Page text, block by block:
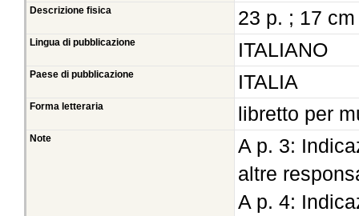
Descrizione fisica 23 p. ; 17 cm
Lingua di pubblicazione ITALIANO
Paese di pubblicazione ITALIA
Forma letteraria libretto per
Note
A p. 3:
altre
A p. 4: